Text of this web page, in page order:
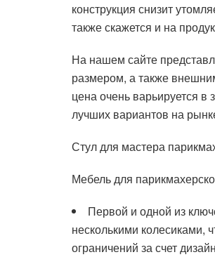
конструкция снизит
также скажется и на
На нашем сайте
размером, а также
цена очень варьируется
лучших вариантов на
Стул для мастера
Мебель для
Первой и одной из
несколькими колесиками,
ограничений за счет